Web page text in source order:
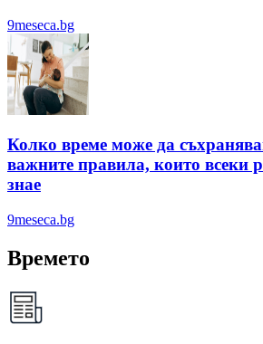
9meseca.bg
Колко време може да
важните правила, които всеки
знае
9meseca.bg
Времето